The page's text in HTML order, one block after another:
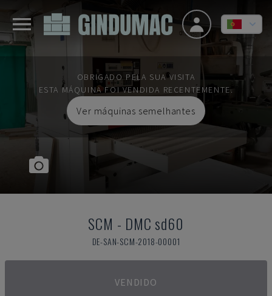
OBRIGADO PELA SUA VISITA
ESTA MÁQUINA FOI VENDIDA RECENTEMENTE.
Ver máquinas semelhantes
SCM - DMC sd60
DE-SAN-SCM-2018-00001
VENDIDO